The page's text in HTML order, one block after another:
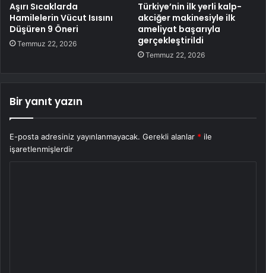
Aşırı Sıcaklarda
Hamilelerin Vücut Isısını
Düşüren 9 Öneri
Temmuz 22, 2026
Türkiye’nin ilk yerli kalp-
akciğer makinesiyle ilk
ameliyat başarıyla
gerçekleştirildi
Temmuz 22, 2026
Bir yanıt yazın
E-posta adresiniz yayınlanmayacak. Gerekli alanlar * ile
işaretlenmişlerdir